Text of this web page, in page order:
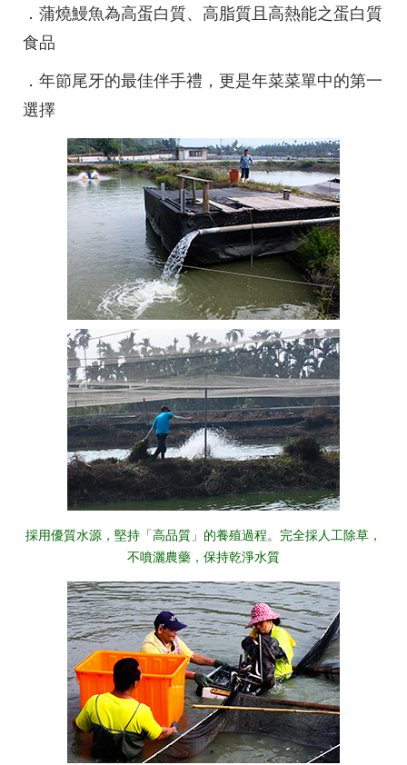
．蒲燒鰻魚為高蛋白質、高脂質且高熱能之蛋白質
食品
．年節尾牙的最佳伴手禮，更是年菜菜單中的第一
選擇
採用優質水源，堅持「高品質」的養殖過程。完全採人工除草，
不噴灑農藥，保持乾淨水質